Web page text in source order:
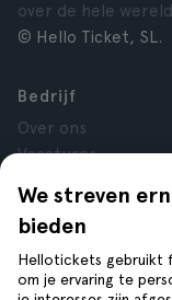
We streven
bieden
Hellotickets gebruikt
om je ervaring te
over de hele
© Hello Ticket, SL.
Bedrijf
Over ons
Vacatures
Reviews
Privacy
Voorwaarden
Juridische